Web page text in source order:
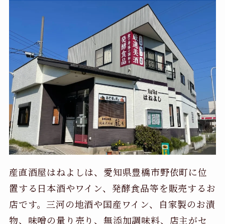
産直酒屋はねよしは、愛知県豊橋市野依町に位
置する日本酒やワイン、発酵食品等を販売するお
店です。三河の地酒や国産ワイン、自家製のお漬
物、味噌の量り売り、無添加調味料、店主がセ